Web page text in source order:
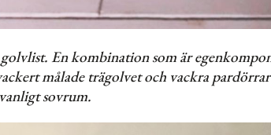
En kombination som är
målade trägolvet och vackra
sovrum.